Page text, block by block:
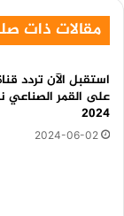
مقالات ذات
استقبل الآن تردد
على القمر الصناعي
2024
2024-06-02